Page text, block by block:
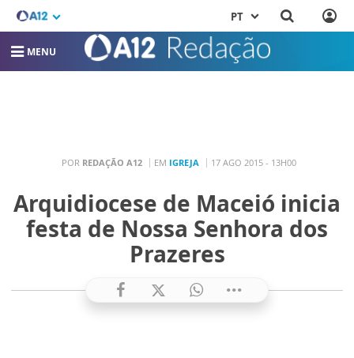
PT
MENU
POR REDAÇÃO A12 EM IGREJA 17 AGO 2015 - 13H00
Arquidiocese de Maceió inicia
festa de Nossa Senhora dos
Prazeres